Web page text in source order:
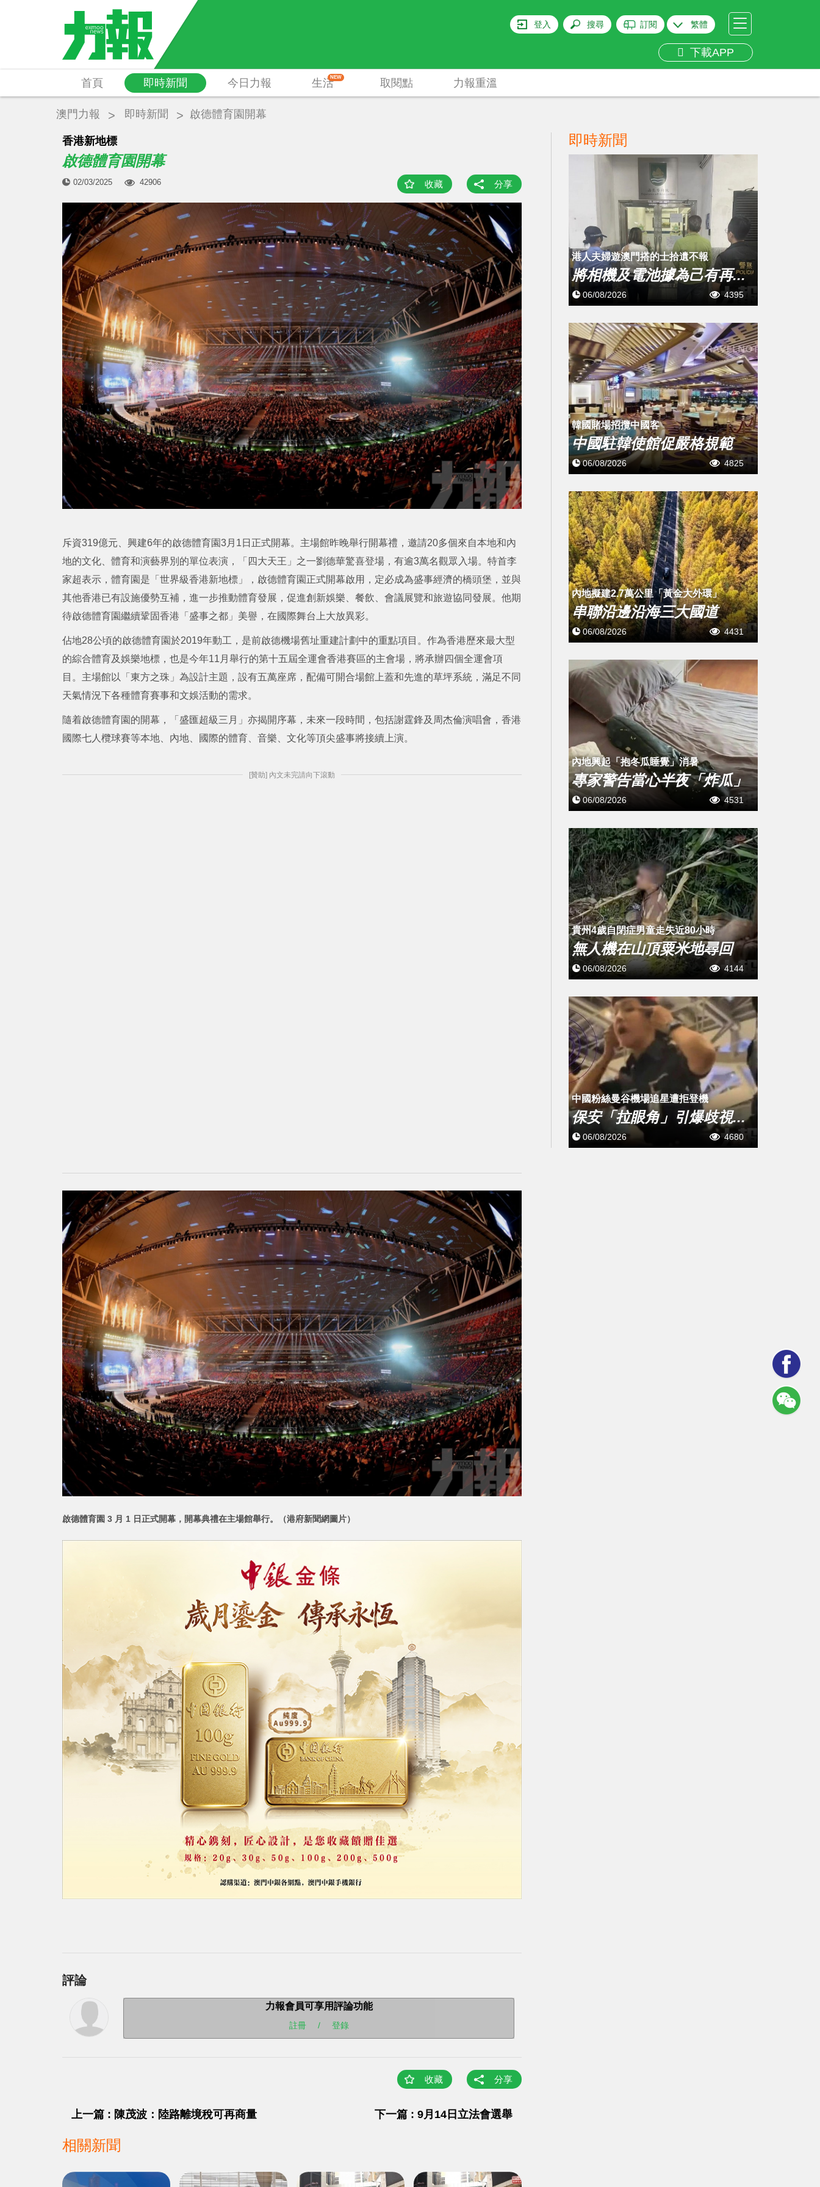
登入 搜尋 訂閱 繁體
下載APP
首頁 即時新聞 今日力報 生活NEW 取閱點 力報重溫
澳門力報 即時新聞 啟德體育園開幕
​香港新地標
啟德體育園開幕
02/03/2025 42906 收藏 分享
斥資319億元、興建6年的啟德體育園3月1日正式開幕。主場館昨晚舉行開幕禮，邀請20多個來自本地和內
地的文化、體育和演藝界別的單位表演，「四大天王」之一劉德華驚喜登場，有逾3萬名觀眾入場。特首李
家超表示，體育園是「世界級香港新地標」，啟德體育園正式開幕啟用，定必成為盛事經濟的橋頭堡，並與
其他香港已有設施優勢互補，進一步推動體育發展，促進創新娛樂、餐飲、會議展覽和旅遊協同發展。他期
待啟德體育園繼續鞏固香港「盛事之都」美譽，在國際舞台上大放異彩。
佔地28公頃的啟德體育園於2019年動工，是前啟德機場舊址重建計劃中的重點項目。作為香港歷來最大型
的綜合體育及娛樂地標，也是今年11月舉行的第十五屆全運會香港賽區的主會場，將承辦四個全運會項
目。主場館以「東方之珠」為設計主題，設有五萬座席，配備可開合場館上蓋和先進的草坪系統，滿足不同
天氣情況下各種體育賽事和文娛活動的需求。
隨着啟德體育園的開幕，「盛匯超級三月」亦揭開序幕，未來一段時間，包括謝霆鋒及周杰倫演唱會，香港
國際七人欖球賽等本地、內地、國際的體育、音樂、文化等頂尖盛事將接續上演。
[贊助] 內文未完請向下滾動
啟德體育園 3 月 1 日正式開幕，開幕典禮在主場館舉行。（港府新聞網圖片）
評論
力報會員可享用評論功能
註冊 / 登錄
收藏 分享
上一篇 : 陳茂波：陸路離境稅可再商量 下一篇 : 9月14日立法會選舉
相關新聞
即時新聞
​港人夫婦遊澳門搭的士拾遺不報
將相機及電池據為己有再...
06/08/2026 4395
韓國賭場招攬中國客
中國駐韓使館促嚴格規範
06/08/2026 4825
內地擬建2.7萬公里「黃金大外環」
串聯沿邊沿海三大國道
06/08/2026 4431
內地興起「抱冬瓜睡覺」消暑
專家警告當心半夜「炸瓜」
06/08/2026 4531
貴州4歲自閉症男童走失近80小時
無人機在山頂粟米地尋回
06/08/2026 4144
中國粉絲曼谷機場追星遭拒登機
保安「拉眼角」引爆歧視...
06/08/2026 4680